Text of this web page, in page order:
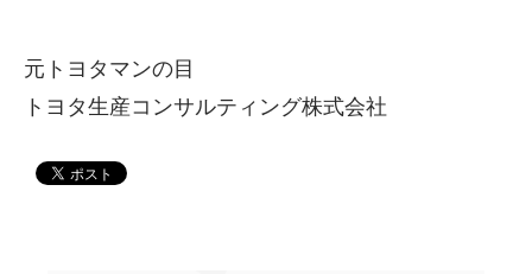
元トヨタマンの目
トヨタ生産コンサルティング株式会社